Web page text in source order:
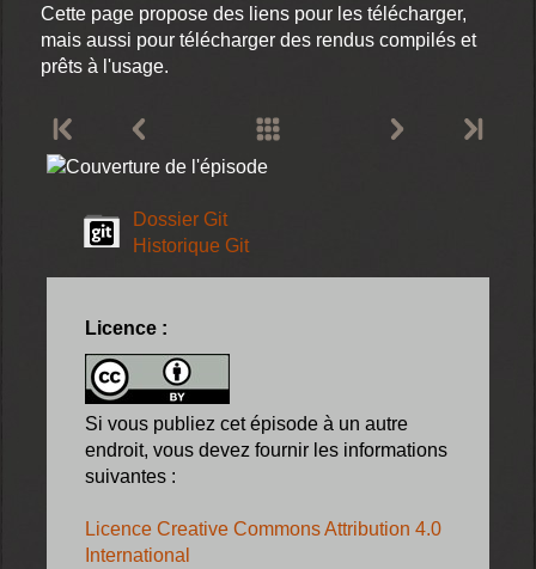
Cette page propose des liens pour les télécharger,
mais aussi pour télécharger des rendus compilés et
prêts à l'usage.
Dossier Git
Historique Git
Licence :
Si vous publiez cet épisode à un autre
endroit, vous devez fournir les informations
suivantes :
Licence Creative Commons Attribution 4.0
International